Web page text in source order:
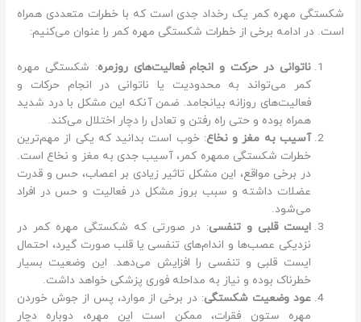
شکستگی مهره کمر یک رخداد جدی است که با خطرات متعددی همراه
است. در ادامه برخی از خطرات شکستگی مهره کمر را عنوان می‌کنیم:
ناتوانی در حرکت و انجام فعالیت‌های روزمره: شکستگی مهره
کمر می‌تواند به محدودیت یا ناتوانی در انجام حرکات و
فعالیت‌های روزانه بیانجامد. ضمن آنکه این مشکل با درد شدید
همراه بوده و حتی راه رفتن و تعادل را دچار اختلال می‌کند.
آسیب به مغز و نخاع: خوب است بدانید که یکی از مهم‌ترین
خطرات شکستگی ممهره کمر، آسیب جدی به مغز و نخاع است.
در برخی مواقع، این مشکل تاثیر زیادی بر اعصاب، حس و قدرت
عضلات داشته و سبب بروز مشکل در فعالیت و حس در افراد
می‌شود.
ایست قلبی و تنفسی: در صورتی که شکستگی مهره کمر در
نزدیکی عصب‌ها و اندام‌های تنفسی یا قلب صورت گیرد، احتمال
ایست قلبی و تنفسی را افزایش می‌دهد. این وضعیت بسیار
خطرناک بوده و نیاز به مداحله فوری پزشکی خواهد داشت.
عود وضعیت شکستگی: در برخی از موارد، پس از جوش خوردن
مهره ستون فقرات، ممکن است این مهره، دوباره دچار